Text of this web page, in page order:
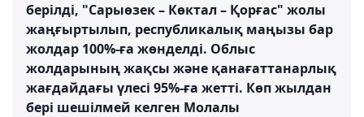
берілді, "Сарыөзек – Көктал – Қорғас" жолы
жаңғыртылып, республикалық маңызы бар
жолдар 100%-ға жөнделді. Облыс
жолдарының жақсы және қанағаттанарлық
жағдайдағы үлесі 95%-ға жетті. Көп жылдан
бері шешілмей келген Молалы